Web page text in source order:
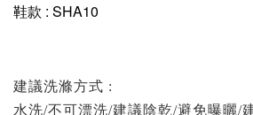
鞋款 : SHA10
建議洗滌方式 :
水洗/不可漂洗/建議陰乾/避免曝曬/